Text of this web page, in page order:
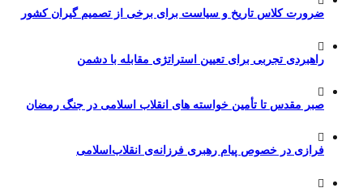
ضرورت کلاس تاریخ و سیاست برای برخی از تصمیم گیران کشور
راهبردی تجربی برای تعیین استراتژی مقابله با دشمن
صبر مقدس تا تأمین خواسته های انقلاب اسلامی در جنگ رمضان
فرازی در خصوص پیام رهبری فرزانه‌ی انقلاب‌اسلامی